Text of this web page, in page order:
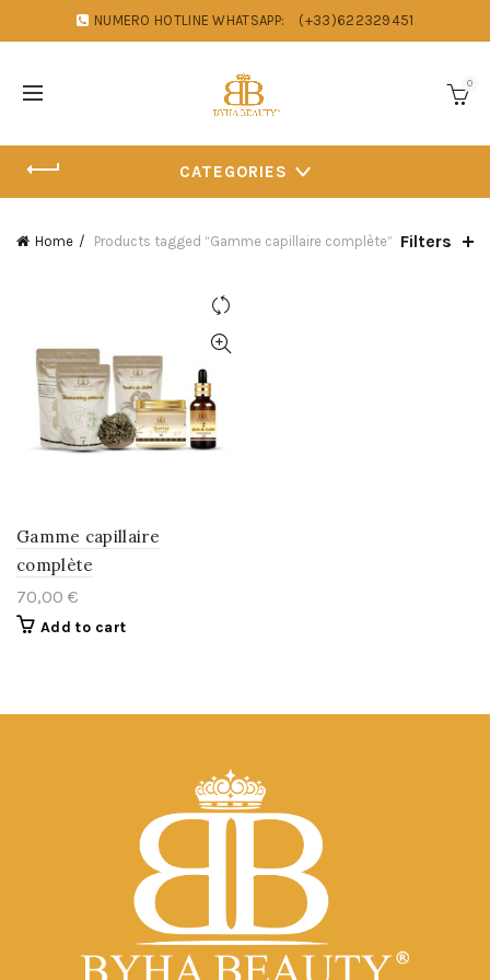
NUMERO HOTLINE WHATSAPP: (+33)622329451
0
CATEGORIES
Home Products tagged “Gamme capillaire complète” Filters
Gamme capillaire
complète
70,00 €
Add to cart